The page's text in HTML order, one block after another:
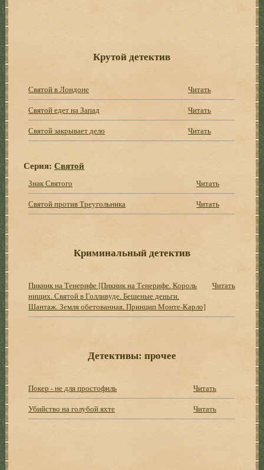
Крутой детектив
Святой в Лондоне
Читать
Святой едет на Запад
Читать
Святой закрывает дело
Читать
Серия:Святой
Знак Святого
Читать
Святой против Треугольника
Читать
Криминальный детектив
Пикник на Тенерифе [Пикник на Тенерифе. Король
нищих. Святой в Голливуде. Бешеные деньги.
Шантаж. Земля обетованная. Принцип Монте-Карло]
Читать
Детективы: прочее
Покер - не для простофиль
Читать
Убийство на голубой яхте
Читать